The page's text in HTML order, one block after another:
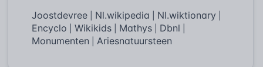
Joostdevree Nl.wikipedia Nl.wiktionary
Encyclo Wikikids Mathys Dbnl
Monumenten Ariesnatuursteen